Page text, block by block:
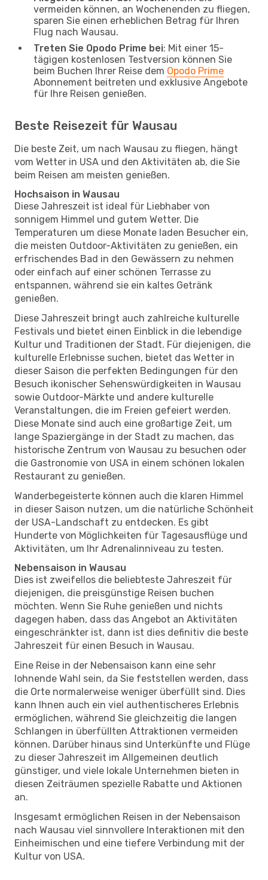
vermeiden können, an Wochenenden zu fliegen,
sparen Sie einen erheblichen Betrag für Ihren
Flug nach Wausau.
Treten Sie Opodo Prime bei: Mit einer 15-
tägigen kostenlosen Testversion können Sie
beim Buchen Ihrer Reise dem Opodo Prime
Abonnement beitreten und exklusive Angebote
für Ihre Reisen genießen.
Beste Reisezeit für Wausau
Die beste Zeit, um nach Wausau zu fliegen, hängt
vom Wetter in USA und den Aktivitäten ab, die Sie
beim Reisen am meisten genießen.
Hochsaison in Wausau
Diese Jahreszeit ist ideal für Liebhaber von
sonnigem Himmel und gutem Wetter. Die
Temperaturen um diese Monate laden Besucher ein,
die meisten Outdoor-Aktivitäten zu genießen, ein
erfrischendes Bad in den Gewässern zu nehmen
oder einfach auf einer schönen Terrasse zu
entspannen, während sie ein kaltes Getränk
genießen.
Diese Jahreszeit bringt auch zahlreiche kulturelle
Festivals und bietet einen Einblick in die lebendige
Kultur und Traditionen der Stadt. Für diejenigen, die
kulturelle Erlebnisse suchen, bietet das Wetter in
dieser Saison die perfekten Bedingungen für den
Besuch ikonischer Sehenswürdigkeiten in Wausau
sowie Outdoor-Märkte und andere kulturelle
Veranstaltungen, die im Freien gefeiert werden.
Diese Monate sind auch eine großartige Zeit, um
lange Spaziergänge in der Stadt zu machen, das
historische Zentrum von Wausau zu besuchen oder
die Gastronomie von USA in einem schönen lokalen
Restaurant zu genießen.
Wanderbegeisterte können auch die klaren Himmel
in dieser Saison nutzen, um die natürliche Schönheit
der USA-Landschaft zu entdecken. Es gibt
Hunderte von Möglichkeiten für Tagesausflüge und
Aktivitäten, um Ihr Adrenalinniveau zu testen.
Nebensaison in Wausau
Dies ist zweifellos die beliebteste Jahreszeit für
diejenigen, die preisgünstige Reisen buchen
möchten. Wenn Sie Ruhe genießen und nichts
dagegen haben, dass das Angebot an Aktivitäten
eingeschränkter ist, dann ist dies definitiv die beste
Jahreszeit für einen Besuch in Wausau.
Eine Reise in der Nebensaison kann eine sehr
lohnende Wahl sein, da Sie feststellen werden, dass
die Orte normalerweise weniger überfüllt sind. Dies
kann Ihnen auch ein viel authentischeres Erlebnis
ermöglichen, während Sie gleichzeitig die langen
Schlangen in überfüllten Attraktionen vermeiden
können. Darüber hinaus sind Unterkünfte und Flüge
zu dieser Jahreszeit im Allgemeinen deutlich
günstiger, und viele lokale Unternehmen bieten in
diesen Zeiträumen spezielle Rabatte und Aktionen
an.
Insgesamt ermöglichen Reisen in der Nebensaison
nach Wausau viel sinnvollere Interaktionen mit den
Einheimischen und eine tiefere Verbindung mit der
Kultur von USA.